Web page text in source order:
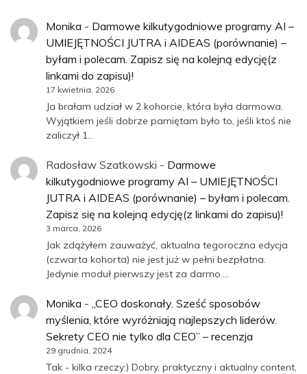
Monika - Darmowe kilkutygodniowe programy AI –
UMIEJĘTNOŚCI JUTRA i AIDEAS (porównanie) –
byłam i polecam. Zapisz się na kolejną edycję(z
linkami do zapisu)!
17 kwietnia, 2026
Ja brałam udział w 2 kohorcie, która była darmowa.
Wyjątkiem jeśli dobrze pamiętam było to, jeśli ktoś nie
zaliczył 1…
Radosław Szatkowski - Darmowe
kilkutygodniowe programy AI – UMIEJĘTNOŚCI
JUTRA i AIDEAS (porównanie) – byłam i polecam.
Zapisz się na kolejną edycję(z linkami do zapisu)!
3 marca, 2026
Jak zdążyłem zauważyć, aktualna tegoroczna edycja
(czwarta kohorta) nie jest już w pełni bezpłatna.
Jedynie moduł pierwszy jest za darmo.…
Monika - „CEO doskonały. Sześć sposobów
myślenia, które wyróżniają najlepszych liderów.
Sekrety CEO nie tylko dla CEO” – recenzja
29 grudnia, 2024
Tak - kilka rzeczy:) Dobry, praktyczny i aktualny content,